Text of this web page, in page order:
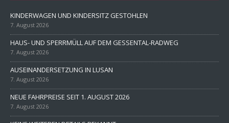
KINDERWAGEN UND KINDERSITZ GESTOHLEN
7. August 2026
HAUS- UND SPERRMÜLL AUF DEM GESSENTAL-RADWEG
7. August 2026
AUSEINANDERSETZUNG IN LUSAN
7. August 2026
NEUE FAHRPREISE SEIT 1. AUGUST 2026
7. August 2026